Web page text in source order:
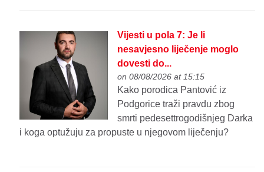
Vijesti u pola 7: Je li
nesavjesno liječenje moglo
dovesti do...
on 08/08/2026 at 15:15
Kako porodica Pantović iz
Podgorice traži pravdu zbog
smrti pedesettrogodišnjeg Darka
i koga optužuju za propuste u njegovom liječenju?